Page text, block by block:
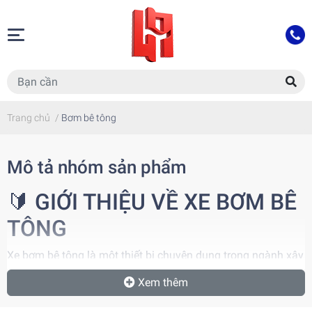
Trang chủ / Bơm bê tông
Mô tả nhóm sản phẩm
🔰 GIỚI THIỆU VỀ XE BƠM BÊ
TÔNG
Xe bơm bê tông là một thiết bị chuyên dụng trong ngành xây
dựng, dùng để vận chuyển và bơm bê tông từ máy trộn đến
các vị trí thi công cần thiết một cách nhanh chóng, chính xác
Xem thêm